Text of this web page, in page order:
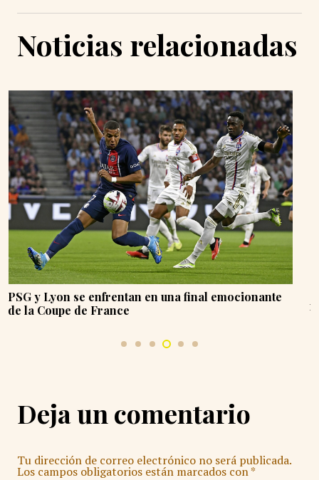
Noticias relacionadas
Cerro Porteño recibe al Athletico Paranaense en el
repechaje de la Sudamericana 2024
Deja un comentario
Tu dirección de correo electrónico no será publicada.
Los campos obligatorios están marcados con*